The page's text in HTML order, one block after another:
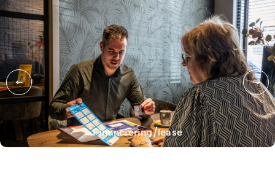
Financiering/lease